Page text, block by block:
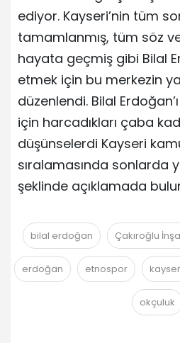
ediyor. Kayseri’nin tüm
tamamlanmış, tüm söz
hayata geçmiş gibi Bilal
etmek için bu merkezin
düzenlendi. Bilal
için harcadıkları çaba
düşünselerdi Kayseri
sıralamasında sonlarda
şeklinde açıklamada
bilal erdoğan Çakıroğlu
erdoğan etnospor
okçuluk